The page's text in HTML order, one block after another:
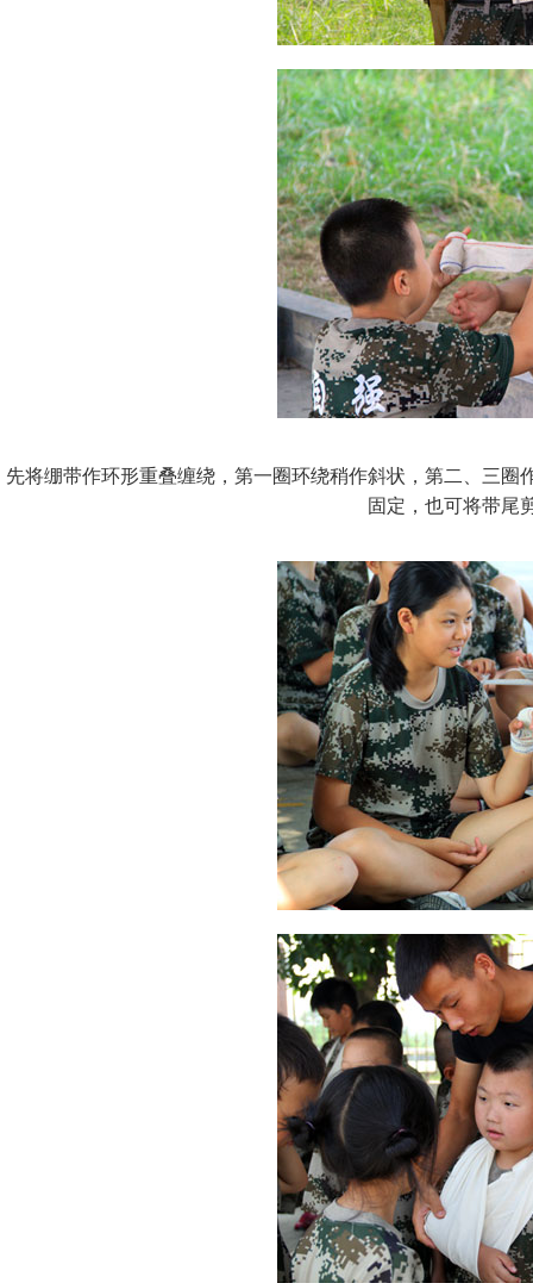
先将绷带作环形重叠缠绕，第一圈环绕稍作斜状，第二、三
固定，也可将带尾